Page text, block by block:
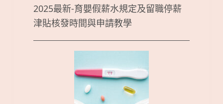
2025最新-育嬰假薪水規定及留職停薪
津貼核發時間與申請教學